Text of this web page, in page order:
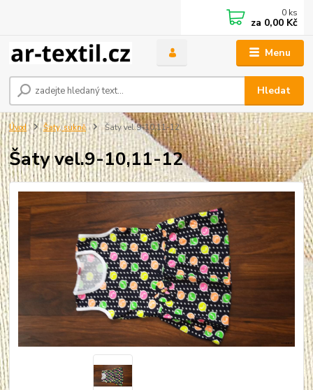
Menu
Hledat
0 ks
za 0,00 Kč
Úvod Šaty, sukně Šaty vel.9-10,11-12
Šaty vel.9-10,11-12